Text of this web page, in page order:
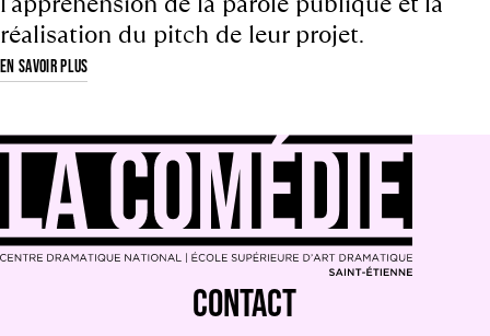
réalisation du pitch de leur projet.
EN SAVOIR PLUS
CONTACT